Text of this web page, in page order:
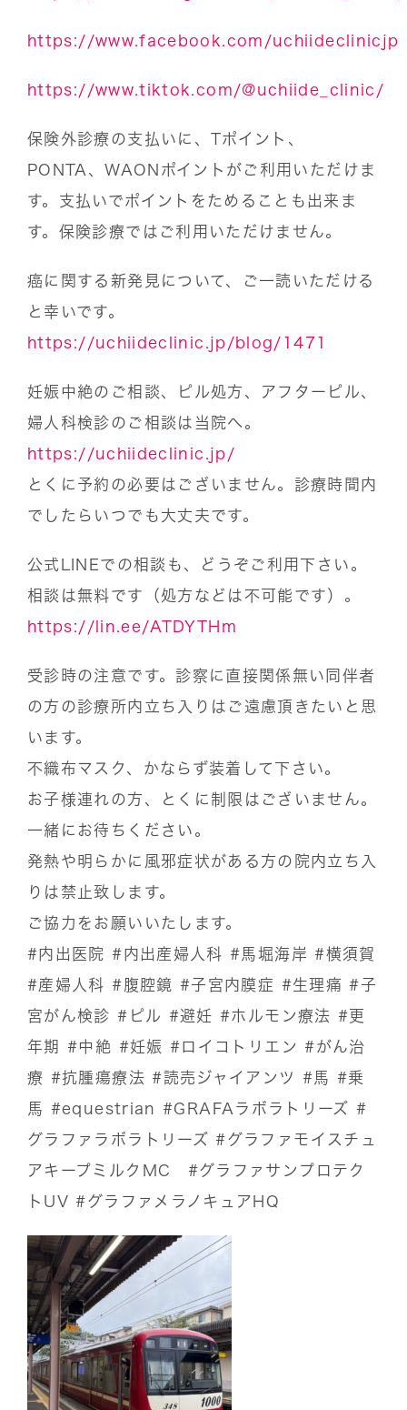
https://www.facebook.com/uchiideclinicjp
https://www.tiktok.com/@uchiide_clinic/
保険外診療の支払いに、Tポイント、
PONTA、WAONポイントがご利用いただけま
す。支払いでポイントをためることも出来ま
す。保険診療ではご利用いただけません。
癌に関する新発見について、ご一読いただける
と幸いです。
https://uchiideclinic.jp/blog/1471
妊娠中絶のご相談、ピル処方、アフターピル、
婦人科検診のご相談は当院へ。
https://uchiideclinic.jp/
とくに予約の必要はございません。診療時間内
でしたらいつでも大丈夫です。
公式LINEでの相談も、どうぞご利用下さい。
相談は無料です（処方などは不可能です）。
https://lin.ee/ATDYTHm
受診時の注意です。診察に直接関係無い同伴者
の方の診療所内立ち入りはご遠慮頂きたいと思
います。
不織布マスク、かならず装着して下さい。
お子様連れの方、とくに制限はございません。
一緒にお待ちください。
発熱や明らかに風邪症状がある方の院内立ち入
りは禁止致します。
ご協力をお願いいたします。
#内出医院
#内出産婦人科 #馬堀海岸 #横須賀
#産婦人科 #腹腔鏡 #子宮内膜症 #生理痛 #子
宮がん検診 #ピル #避妊 #ホルモン療法 #更
年期
#中絶 #妊娠 #ロイコトリエン #がん治
療 #抗腫瘍療法 #読売ジャイアンツ #馬
#乗
馬
#equestrian #GRAFAラボラトリーズ #
グラファラボラトリーズ #グラファモイスチュ
アキープミルクMC
#グラファサンプロテク
トUV #グラファメラノキュアHQ